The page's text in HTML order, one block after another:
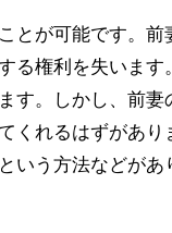
とが可能です。
る権利を失いま
す。しかし、前
くれるはずがあ
いう方法などがあ